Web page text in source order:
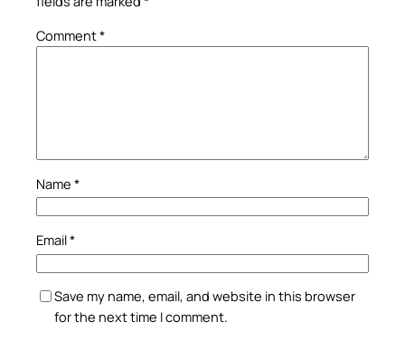
Comment*
Name *
Email*
Save my name, email, and website in this browser
for the next time I comment.